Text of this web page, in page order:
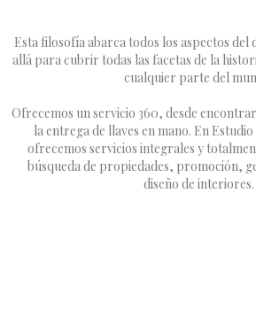
Esta filosofía abarca todos los aspectos del
allá para cubrir todas las facetas de la
cualquier parte del
Ofrecemos un servicio 360, desde
la entrega de llaves en mano. En
ofrecemos servicios integrales y
búsqueda de propiedades, promoción,
diseño de interiores.